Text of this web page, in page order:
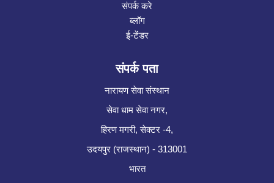
संपर्क करे
ब्लॉग
ई-टेंडर
संपर्क पता
नारायण सेवा संस्थान
सेवा धाम सेवा नगर,
हिरण मगरी, सेक्टर -4,
उदयपुर (राजस्थान) - 313001
भारत